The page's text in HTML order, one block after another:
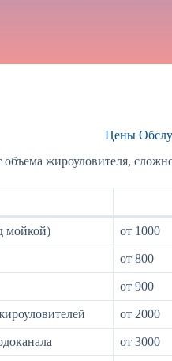
Цены
жироуловителя,
мойкой) от 1000
от 800
от 900
от 2000
от 3000